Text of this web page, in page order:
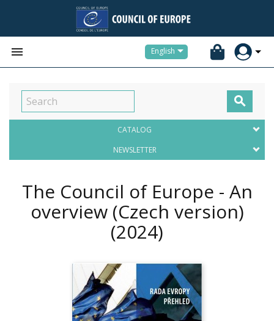
 English

CATALOG
NEWSLETTER
The Council of Europe - An
overview (Czech version)
(2024)